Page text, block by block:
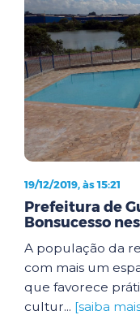
19/12/2019, às 15:21
Prefeitura de
Bonsucesso
A população da
com mais um
que favorece
cultur... [saiba